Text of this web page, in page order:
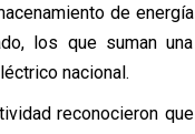
de energía
los que suman una
nacional.
reconocieron que